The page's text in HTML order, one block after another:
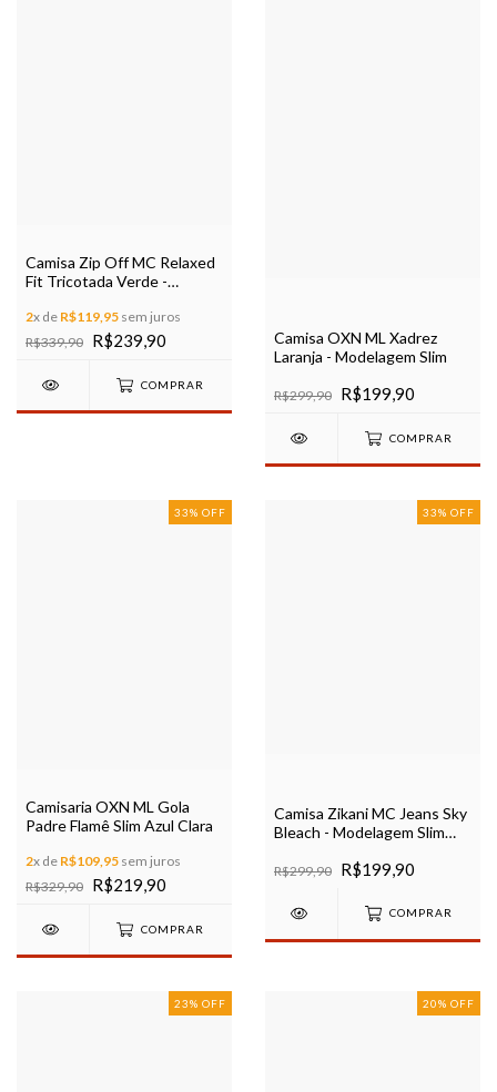
Camisa Zip Off MC Relaxed
Fit Tricotada Verde -
2x de R$119,95 sem juros
R$339,90 R$239,90
COMPRAR
Camisa OXN ML Xadrez
Laranja - Modelagem Slim
R$299,90 R$199,90
COMPRAR
33% OFF
Camisaria OXN ML Gola
Padre Flamê Slim Azul Clara
2x de R$109,95 sem juros
R$329,90 R$219,90
COMPRAR
33% OFF
Camisa Zikani MC Jeans Sky
Bleach - Modelagem Slim
R$299,90 R$199,90
COMPRAR
23% OFF 20% OFF